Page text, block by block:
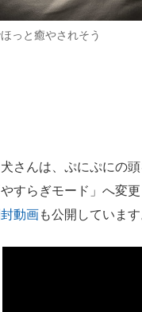
っと癒やされそう
さんは、ぷにぷにの
すらぎモード」へ変
動画も公開しています